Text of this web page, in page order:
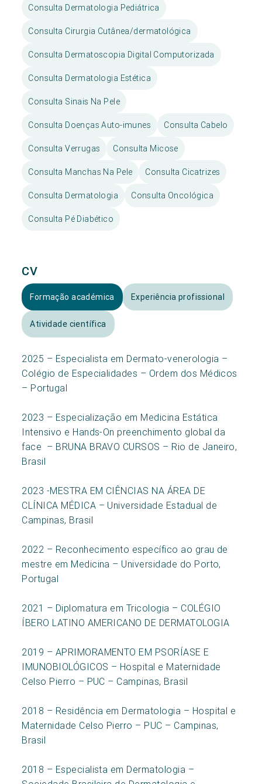
Consulta Dermatologia Pediátrica
Consulta Cirurgia Cutânea/dermatológica
Consulta Dermatoscopia Digital Computorizada
Consulta Dermatologia Estética
Consulta Sinais Na Pele
Consulta Doenças Auto-imunes Consulta Cabelo
Consulta Verrugas Consulta Micose
Consulta Manchas Na Pele Consulta Cicatrizes
Consulta Dermatologia Consulta Oncológica
Consulta Pé Diabético
CV
Formação académica Experiência profissional
Atividade científica
2025 – Especialista em Dermato-venerologia –
Colégio de Especialidades – Ordem dos Médicos
– Portugal
2023 – Especialização em Medicina Estática
Intensivo e Hands-On preenchimento global da
face – BRUNA BRAVO CURSOS – Rio de Janeiro,
Brasil
2023 -MESTRA EM CIÊNCIAS NA ÁREA DE
CLÍNICA MÉDICA – Universidade Estadual de
Campinas, Brasil
2022 – Reconhecimento específico ao grau de
mestre em Medicina – Universidade do Porto,
Portugal
2021 – Diplomatura em Tricologia – COLÉGIO
ÍBERO LATINO AMERICANO DE DERMATOLOGIA
2019 – APRIMORAMENTO EM PSORÍASE E
IMUNOBIOLÓGICOS – Hospital e Maternidade
Celso Pierro – PUC – Campinas, Brasil
2018 – Residência em Dermatologia – Hospital e
Maternidade Celso Pierro – PUC – Campinas,
Brasil
2018 – Especialista em Dermatologia –